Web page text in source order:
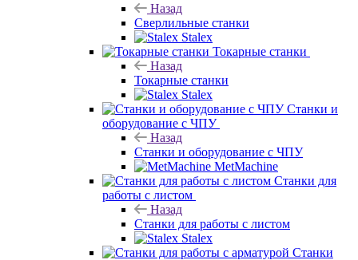
Назад
Сверлильные станки
Stalex
Токарные станки
Назад
Токарные станки
Stalex
Станки и
оборудование с ЧПУ
Назад
Станки и оборудование с ЧПУ
MetMachine
Станки для
работы с листом
Назад
Станки для работы с листом
Stalex
Станки